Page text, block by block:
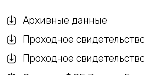
Архивные данные
Проходное
Проходное